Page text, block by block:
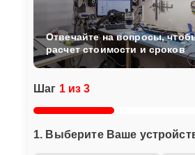
Шаг 1 из 3
1. Выберите Ваше
Отвечайте на вопросы,
расчет стоимости и сроков